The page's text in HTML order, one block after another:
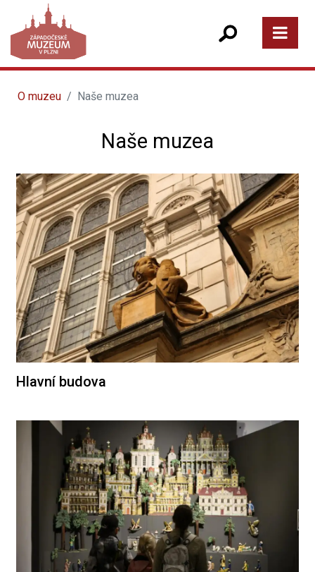
O muzeu Naše muzea
Naše muzea
Hlavní budova